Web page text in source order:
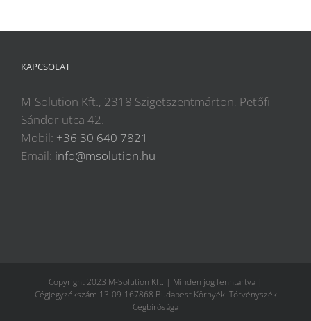
KAPCSOLAT
M-Solution Kft., 2318 Szigetszentmárton, Petőfi
Sándor utca 42.
Mobil: +36 30 640 7821
Email: info@msolution.hu
Copyright 2023 M-Solution Kft. | Minden jog fenntartva |
Cégjegyzékszám 13-09-167868 Budapest Környéki Törvényszék
Cégbírósága